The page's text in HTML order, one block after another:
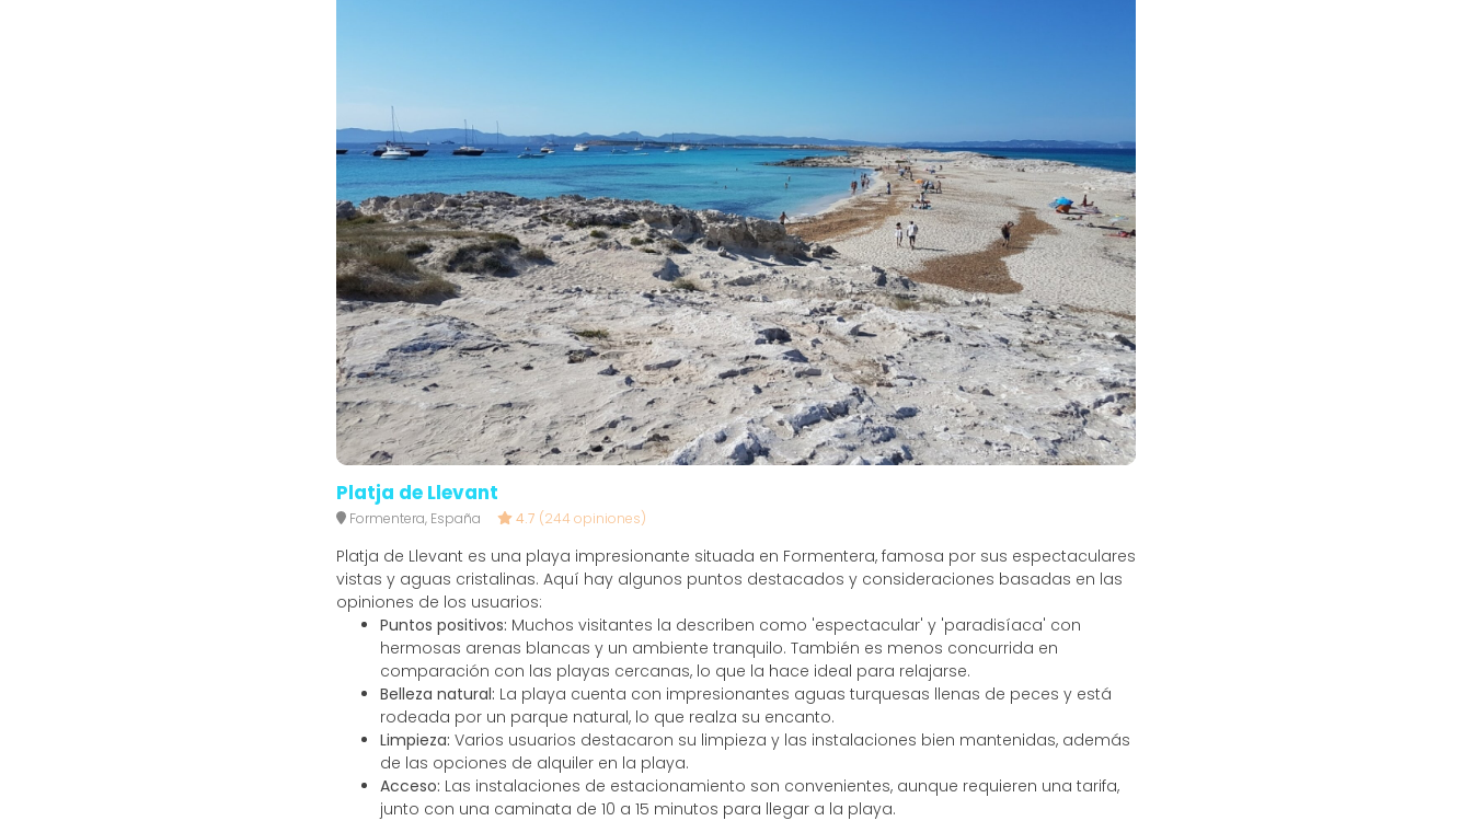
Platja de Llevant
Formentera, España 4.7 (244 opiniones)
Platja de Llevant es una playa impresionante situada en Formentera, famosa por sus espectaculares
vistas y aguas cristalinas. Aquí hay algunos puntos destacados y consideraciones basadas en las
opiniones de los usuarios:
Puntos positivos: Muchos visitantes la describen como 'espectacular' y 'paradisíaca' con
hermosas arenas blancas y un ambiente tranquilo. También es menos concurrida en
comparación con las playas cercanas, lo que la hace ideal para relajarse.
Belleza natural: La playa cuenta con impresionantes aguas turquesas llenas de peces y está
rodeada por un parque natural, lo que realza su encanto.
Limpieza: Varios usuarios destacaron su limpieza y las instalaciones bien mantenidas, además
de las opciones de alquiler en la playa.
Acceso: Las instalaciones de estacionamiento son convenientes, aunque requieren una tarifa,
junto con una caminata de 10 a 15 minutos para llegar a la playa.